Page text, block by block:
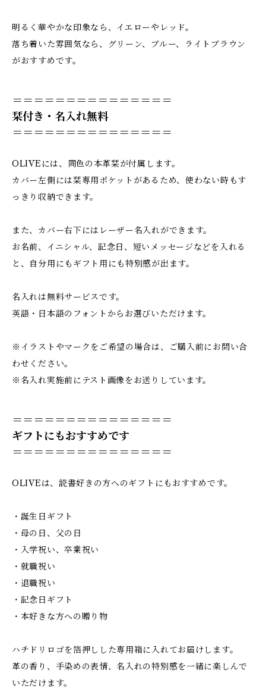
明るく華やかな印象なら、イエローやレッド。
落ち着いた雰囲気なら、グリーン、ブルー、ライトブラウン
がおすすめです。
＝＝＝＝＝＝＝＝＝＝＝＝＝＝＝
栞付き・名入れ無料
＝＝＝＝＝＝＝＝＝＝＝＝＝＝＝
OLIVEには、同色の本革栞が付属します。
カバー左側には栞専用ポケットがあるため、使わない時もす
っきり収納できます。
また、カバー右下にはレーザー名入れができます。
お名前、イニシャル、記念日、短いメッセージなどを入れる
と、自分用にもギフト用にも特別感が出ます。
名入れは無料サービスです。
英語・日本語のフォントからお選びいただけます。
※イラストやマークをご希望の場合は、ご購入前にお問い合
わせください。
※名入れ実施前にテスト画像をお送りしています。
＝＝＝＝＝＝＝＝＝＝＝＝＝＝＝
ギフトにもおすすめです
＝＝＝＝＝＝＝＝＝＝＝＝＝＝＝
OLIVEは、読書好きの方へのギフトにもおすすめです。
・誕生日ギフト
・母の日、父の日
・入学祝い、卒業祝い
・就職祝い
・退職祝い
・記念日ギフト
・本好きな方への贈り物
ハチドリロゴを箔押しした専用箱に入れてお届けします。
革の香り、手染めの表情、名入れの特別感を一緒に楽しんで
いただけます。